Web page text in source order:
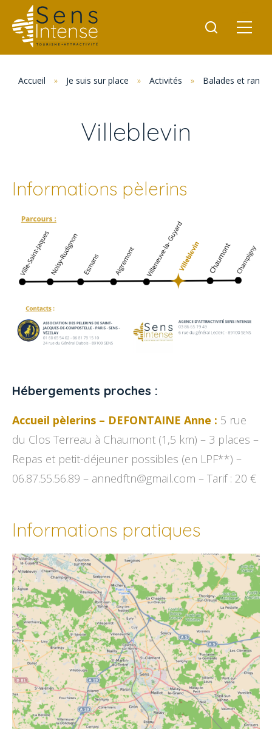
Accueil » Je suis sur place » Activités » Balades et
Villeblevin
Informations pèlerins
Hébergements proches :
Accueil pèlerins – DEFONTAINE Anne : 5 rue
du Clos Terreau à Chaumont (1,5 km) – 3 places –
Repas et petit-déjeuner possibles (en LPF**) –
06.87.55.56.89 – annedftn@gmail.com – Tarif : 20 €
Informations pratiques